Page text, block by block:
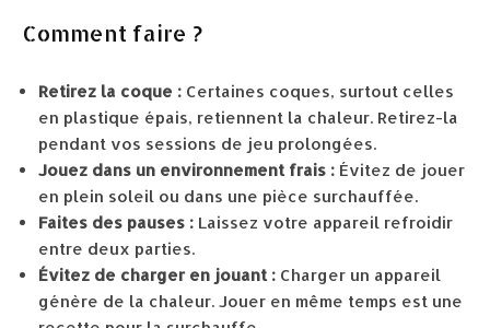
Comment faire ?
Retirez la coque : Certaines coques, surtout celles
en plastique épais, retiennent la chaleur. Retirez-la
pendant vos sessions de jeu prolongées.
Jouez dans un environnement frais : Évitez de jouer
en plein soleil ou dans une pièce surchauffée.
Faites des pauses : Laissez votre appareil refroidir
entre deux parties.
Évitez de charger en jouant : Charger un appareil
génère de la chaleur. Jouer en même temps est une